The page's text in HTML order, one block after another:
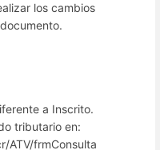
los cambios
a Inscrito.
tributario en:
ATV/frmConsulta